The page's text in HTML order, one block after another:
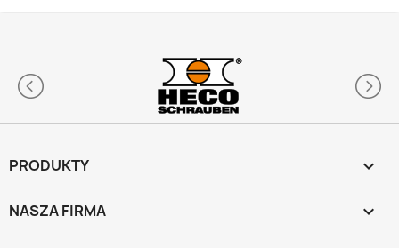
PRODUKTY 
NASZA FIRMA 